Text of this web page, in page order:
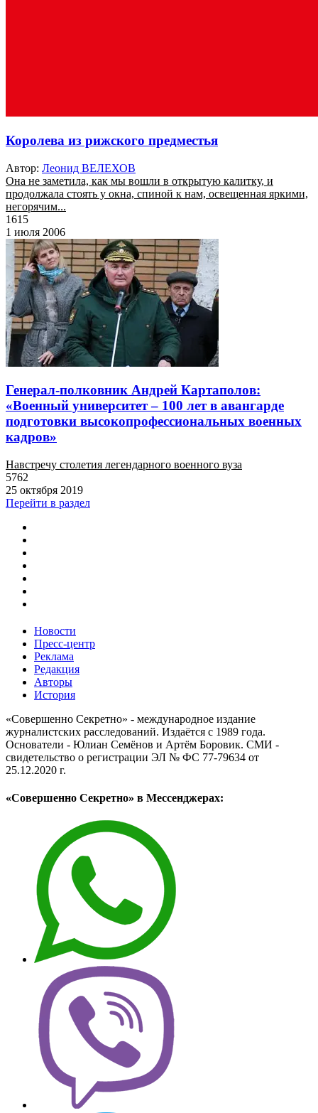
Королева из рижского предместья
Автор: Леонид ВЕЛЕХОВ
Она не заметила, как мы вошли в открытую калитку, и
продолжала стоять у окна, спиной к нам, освещенная яркими,
негорячим...
1615
1 июля 2006
Генерал-полковник Андрей Картаполов:
«Военный университет – 100 лет в авангарде
подготовки высокопрофессиональных военных
кадров»
Навстречу столетия легендарного военного вуза
5762
25 октября 2019
Перейти в раздел
Новости
Пресс-центр
Реклама
Редакция
Авторы
История
«Совершенно Секретно» - международное издание
журналистских расследований. Издаётся с 1989 года.
Основатели - Юлиан Семёнов и Артём Боровик. CМИ -
свидетельство о регистрации ЭЛ № ФС 77-79634 от
25.12.2020 г.
«Совершенно Секретно» в Мессенджерах: